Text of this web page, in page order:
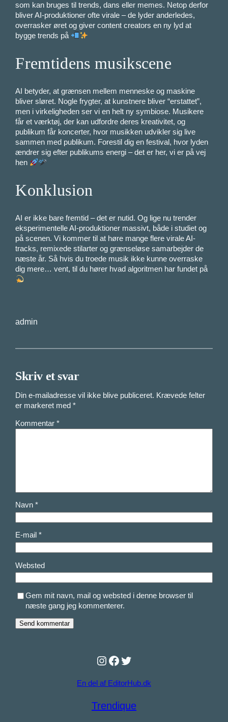
som kan bruges til trends, dans eller memes. Netop derfor
bliver AI-produktioner ofte virale – de lyder anderledes,
overrasker øret og giver content creators en ny lyd at
bygge trends på
Fremtidens musikscene
AI betyder, at grænsen mellem menneske og maskine
bliver sløret. Nogle frygter, at kunstnere bliver “erstattet”,
men i virkeligheden ser vi en helt ny symbiose. Musikere
får et værktøj, der kan udfordre deres kreativitet, og
publikum får koncerter, hvor musikken udvikler sig live
sammen med publikum. Forestil dig en festival, hvor lyden
ændrer sig efter publikums energi – det er her, vi er på vej
hen
Konklusion
AI er ikke bare fremtid – det er nutid. Og lige nu trender
eksperimentelle AI-produktioner massivt, både i studiet og
på scenen. Vi kommer til at høre mange flere virale AI-
tracks, remixede stilarter og grænseløse samarbejder de
næste år. Så hvis du troede musik ikke kunne overraske
dig mere… vent, til du hører hvad algoritmen har fundet på
admin
Skriv et svar
Din e-mailadresse vil ikke blive publiceret. Krævede felter
er markeret med*
Kommentar*
Navn*
E-mail*
Websted
Gem mit navn, mail og websted i denne browser til
næste gang jeg kommenterer.
Instagram
Facebook
Twitter
En del af EditorHub.dk
Trendique